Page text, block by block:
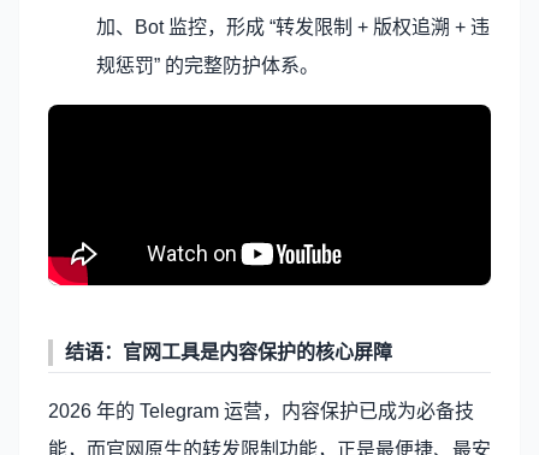
加、Bot 监控，形成 “转发限制 + 版权追溯 + 违
规惩罚” 的完整防护体系。
结语：官网工具是内容保护的核心屏障
2026 年的 Telegram 运营，内容保护已成为必备技
能，而官网原生的转发限制功能，正是最便捷、最安